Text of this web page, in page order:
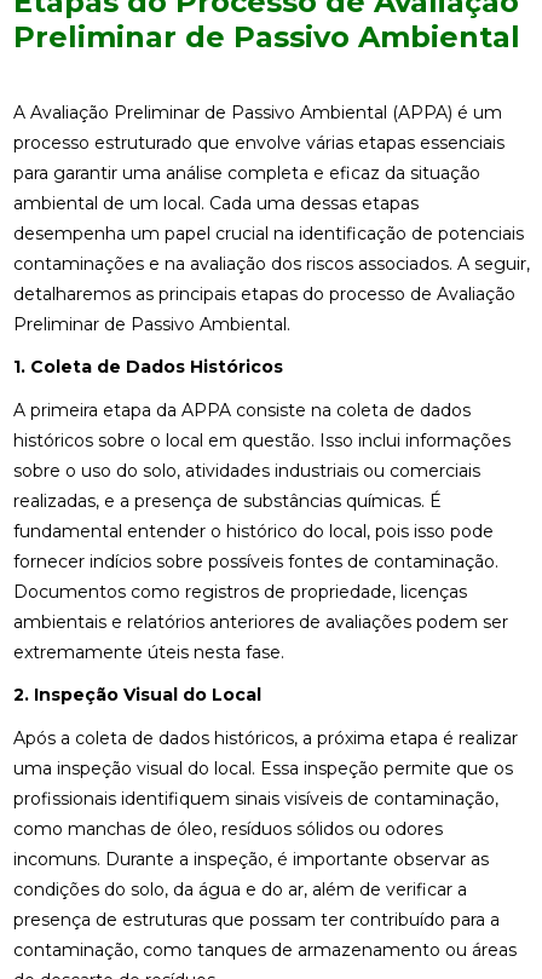
Preliminar de Passivo Ambiental
A Avaliação Preliminar de Passivo Ambiental (APPA) é um
processo estruturado que envolve várias etapas essenciais
para garantir uma análise completa e eficaz da situação
ambiental de um local. Cada uma dessas etapas
desempenha um papel crucial na identificação de potenciais
contaminações e na avaliação dos riscos associados. A seguir,
detalharemos as principais etapas do processo de Avaliação
Preliminar de Passivo Ambiental.
1. Coleta de Dados Históricos
A primeira etapa da APPA consiste na coleta de dados
históricos sobre o local em questão. Isso inclui informações
sobre o uso do solo, atividades industriais ou comerciais
realizadas, e a presença de substâncias químicas. É
fundamental entender o histórico do local, pois isso pode
fornecer indícios sobre possíveis fontes de contaminação.
Documentos como registros de propriedade, licenças
ambientais e relatórios anteriores de avaliações podem ser
extremamente úteis nesta fase.
2. Inspeção Visual do Local
Após a coleta de dados históricos, a próxima etapa é realizar
uma inspeção visual do local. Essa inspeção permite que os
profissionais identifiquem sinais visíveis de contaminação,
como manchas de óleo, resíduos sólidos ou odores
incomuns. Durante a inspeção, é importante observar as
condições do solo, da água e do ar, além de verificar a
presença de estruturas que possam ter contribuído para a
contaminação, como tanques de armazenamento ou áreas